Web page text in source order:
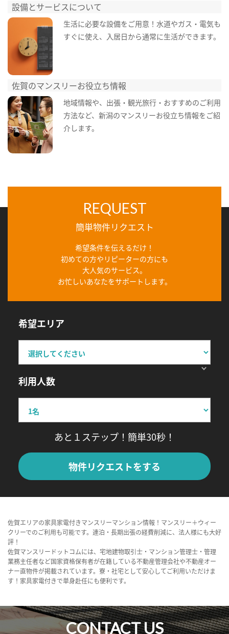
設備とサービスについて
生活に必要な設備をご用意！水道やガス・電気も
すぐに使え、入居日から通常に生活ができます。
佐賀のマンスリーお役立ち情報
地域情報や、出張・観光旅行・おすすめのご利用
方法など、新潟のマンスリーお役立ち情報をご紹
介します。
REQUEST
簡単物件リクエスト
希望条件を伝えるだけ！
初めての方やリピーターの方にも
大人気のサービス。
お忙しいあなたをサポートします。
希望エリア
利用人数
あと１ステップ！簡単30秒！
物件リクエストをする
佐賀エリアの家具家電付きマンスリーマンション情報！マンスリー＋ウィー
クリーでのご利用も可能です。連泊・長期出張の経費削減に、法人様にも大好
評！
佐賀マンスリードットコムには、宅地建物取引士・マンション管理士・管理
業務主任者など国家資格保有者が在籍している不動産管理会社や不動産オー
ナー直物件が掲載されています。寮・社宅として安心してご利用いただけま
す！家具家電付きで単身赴任にも便利です。
CONTACT US